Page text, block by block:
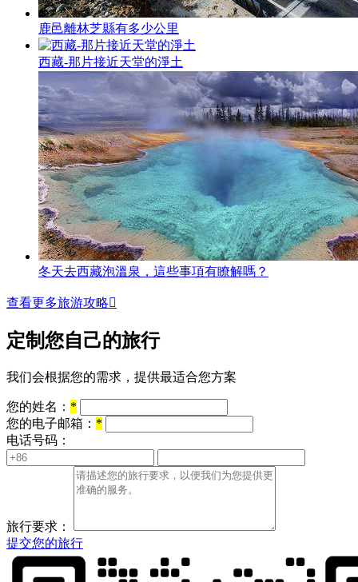
鹿邑離林芝縣有多少公里
西藏-那片接近天堂的淨土
冬天去西藏泡溫泉，這些事項有瞭解嗎？
查看更多旅游攻略
定制您自己的旅行
我们会根据您的需求，提供最适合您方案
您的姓名： *
您的电子邮箱： *
电话号码：
旅行要求：
提交您的旅行